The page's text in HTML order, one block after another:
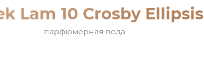
Lam 10 Crosby Ellipsis
парфюмерная вода